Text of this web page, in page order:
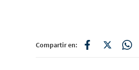
Compartir en: